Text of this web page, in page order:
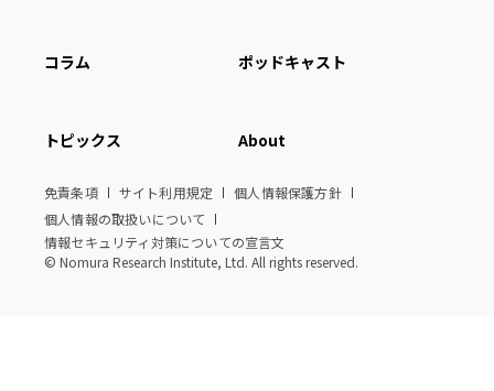
コラム ポッドキャスト
トピックス About
免責条項 サイト利用規定
個人情報保護方針
個人情報の取扱いについて
情報セキュリティ対策についての宣言文
© Nomura Research Institute, Ltd. All rights reserved.